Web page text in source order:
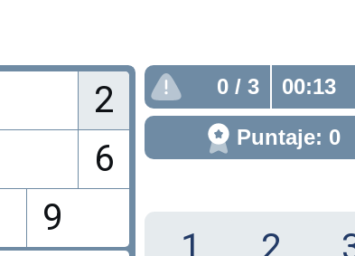
2
6
9
0 / 3 00:13
Puntaje: 0
1 2